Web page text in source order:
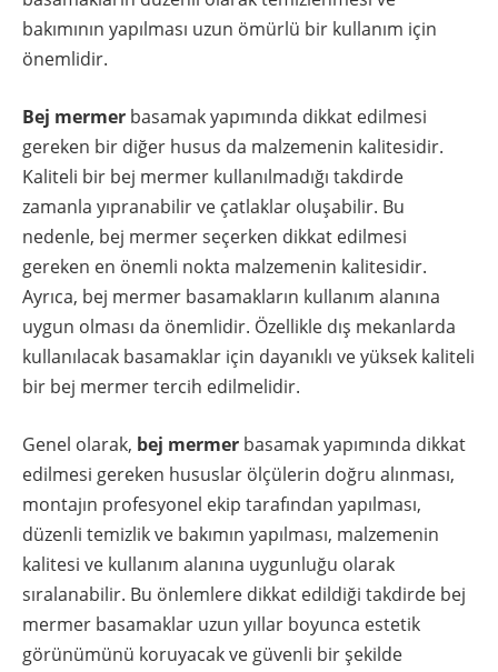
bakımının yapılması uzun ömürlü bir kullanım için
önemlidir.
Bej mermer basamak yapımında dikkat edilmesi
gereken bir diğer husus da malzemenin kalitesidir.
Kaliteli bir bej mermer kullanılmadığı takdirde
zamanla yıpranabilir ve çatlaklar oluşabilir. Bu
nedenle, bej mermer seçerken dikkat edilmesi
gereken en önemli nokta malzemenin kalitesidir.
Ayrıca, bej mermer basamakların kullanım alanına
uygun olması da önemlidir. Özellikle dış mekanlarda
kullanılacak basamaklar için dayanıklı ve yüksek kaliteli
bir bej mermer tercih edilmelidir.
Genel olarak, bej mermer basamak yapımında dikkat
edilmesi gereken hususlar ölçülerin doğru alınması,
montajın profesyonel ekip tarafından yapılması,
düzenli temizlik ve bakımın yapılması, malzemenin
kalitesi ve kullanım alanına uygunluğu olarak
sıralanabilir. Bu önlemlere dikkat edildiği takdirde bej
mermer basamaklar uzun yıllar boyunca estetik
görünümünü koruyacak ve güvenli bir şekilde